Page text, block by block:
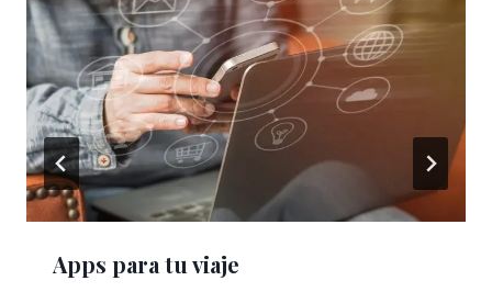
Apps para tu viaje